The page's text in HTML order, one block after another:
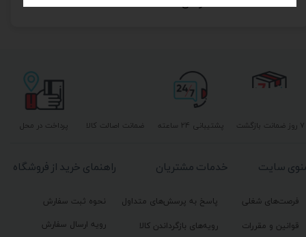
پشتیبانی ۲۴ ساعته پرداخت در محل ۷ روز ضمانت بازگشت ضمانت اصالت کالا
راهنمای خرید از فروشگاه
نحوه ثبت سفارش
رویه ارسال سفارش
خدمات مشتریان
پاسخ به پرسش‌های متداول
رویه‌های بازگرداندن کالا
سایت
فرصت‌های شغلی
قوانین و مقررات